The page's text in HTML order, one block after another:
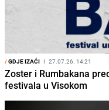
/GDJE IZAĆI I 27.07.26. 14:21
Zoster i Rumbakana
festivala u Visokom